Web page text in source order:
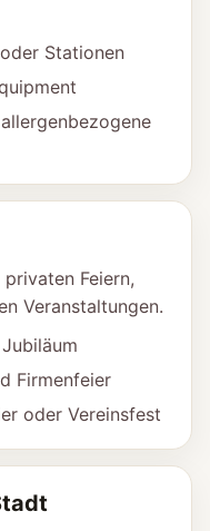
Stationen
Feiern,
Veranstaltungen.
Firmenfeier
oder Vereinsfest